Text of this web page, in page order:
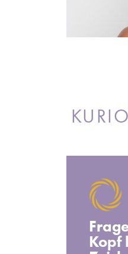
sein.
vielen
Türkei
sich